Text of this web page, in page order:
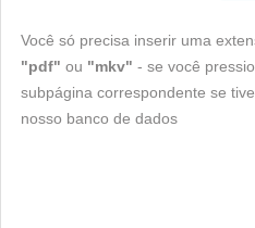
Você só precisa inserir uma
"pdf" ou "mkv" - se você
subpágina correspondente se
nosso banco de dados